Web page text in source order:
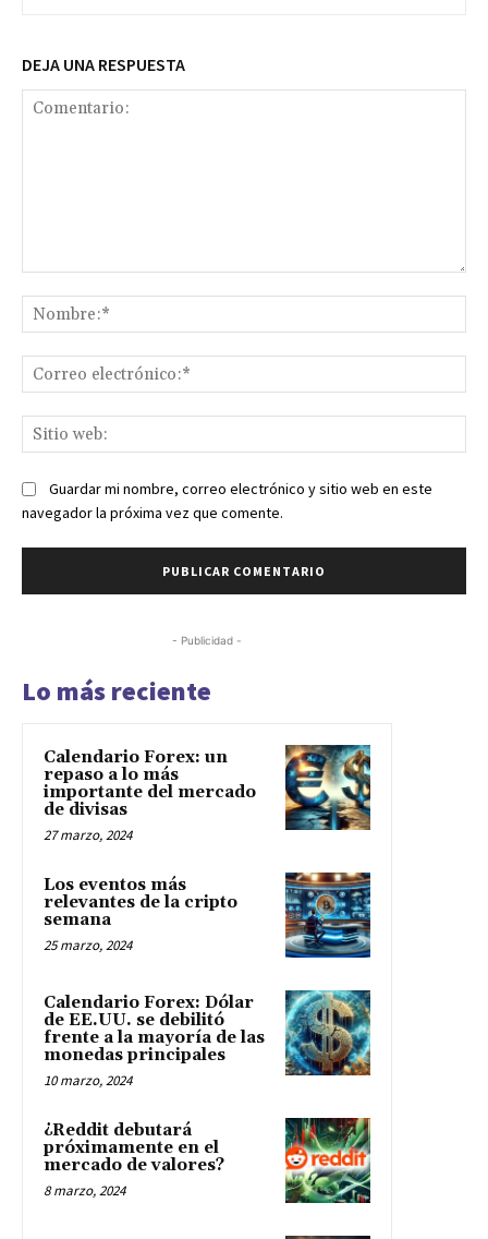
DEJA UNA RESPUESTA
Guardar mi nombre, correo electrónico y sitio web en este
navegador la próxima vez que comente.
- Publicidad -
Lo más reciente
Calendario Forex: un
repaso a lo más
importante del mercado
de divisas
27 marzo, 2024
Los eventos más
relevantes de la cripto
semana
25 marzo, 2024
Calendario Forex: Dólar
de EE.UU. se debilitó
frente a la mayoría de las
monedas principales
10 marzo, 2024
¿Reddit debutará
próximamente en el
mercado de valores?
8 marzo, 2024